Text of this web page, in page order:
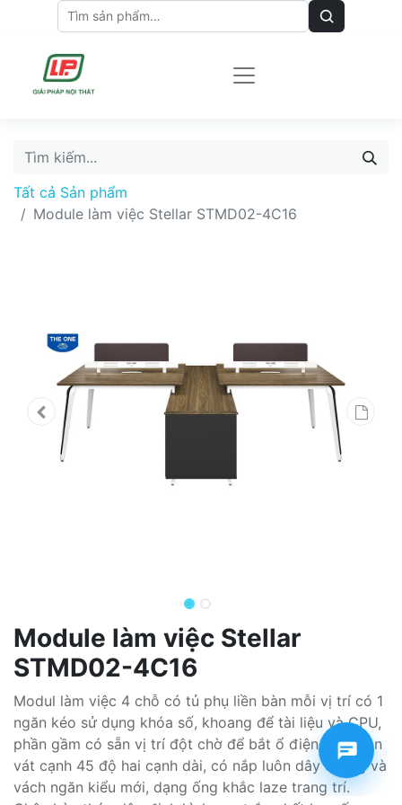
Tất cả Sản phẩm
Module làm việc Stellar STMD02-4C16
Module làm việc Stellar
STMD02-4C16
Modul làm việc 4 chỗ có tủ phụ liền bàn mỗi vị trí có 1
ngăn kéo sử dụng khóa số, khoang để tài liệu và CPU,
phần gầm có sẵn vị trí đột chờ để bắt ổ điện. Mặt bàn
vát cạnh 45 độ hai cạnh dài, có nắp luôn dây chung và
vách ngăn kiểu mới, dạng ống khắc laze trang trí.